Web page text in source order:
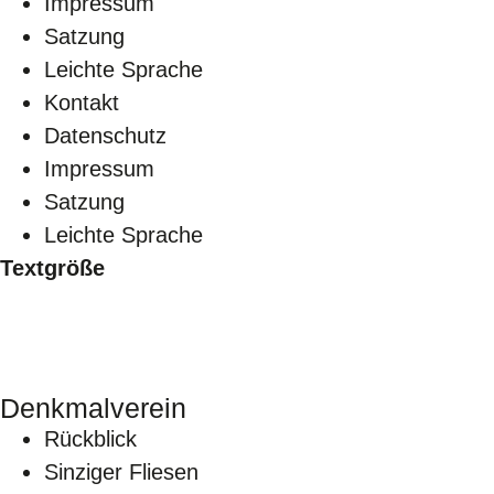
Satzung
Leichte Sprache
Kontakt
Datenschutz
Impressum
Satzung
Leichte Sprache
Textgröße
Denkmalverein
Rückblick
Sinziger Fliesen